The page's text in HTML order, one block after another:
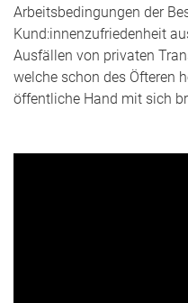
Arbeitsbedingungen der
Kund:innenzufriedenheit
Ausfällen von privaten
welche schon des Öfteren
öffentliche Hand mit sich